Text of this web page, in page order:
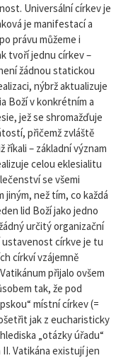
Universální církev je
je manifestací a
právu můžeme i
tvoří jednu církev –
žádnou statickou
nýbrž aktualizuje
Boží v konkrétním a
jež se shromažďuje
přičemž zvláště
říkali – základní význam
celou eklesialitu
se všemi
než tím, co každá
lid Boží jako jedno
určitý organizační
ustavenost církve je tu
církví vzájemně
přijalo ovšem
tak, že pod
místní církev (=
jak z eucharisticky
„otázky úřadu“
Vatikána existují jen